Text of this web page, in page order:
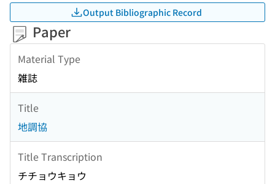
Output Bibliographic Record
Paper
Material Type
雑誌
Title
地調協
Title Transcription
チチョウキョウ